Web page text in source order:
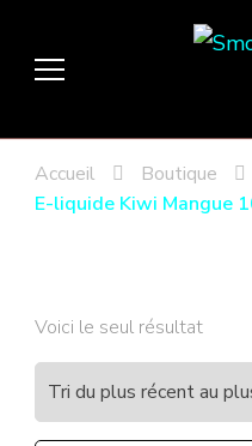
Accueil
Boutique
E-liquide Kiwi Mangue
Voici le seul résultat